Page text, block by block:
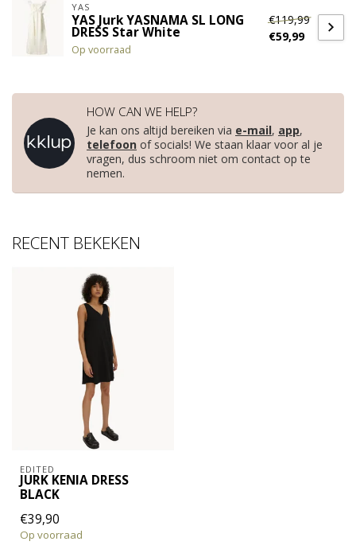
YAS
YAS Jurk YASNAMA SL LONG
DRESS Star White
Op voorraad
€119,99
€59,99
HOW CAN WE HELP?
Je kan ons altijd bereiken via e-mail, app,
telefoon of socials! We staan klaar voor al je
vragen, dus schroom niet om contact op te
nemen.
RECENT BEKEKEN
EDITED
JURK KENIA DRESS
BLACK
€39,90
Op voorraad